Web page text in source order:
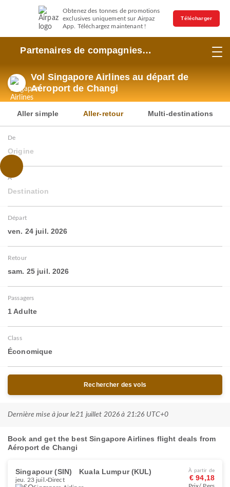
Obtenez des tonnes de promotions
exclusives uniquement sur Airpaz
App. Téléchargez maintenant !
Télécharger
Partenaires de compagnies
Vol Singapore Airlines au départ de
Aéroport de Changi
Aller simple Aller-retour Multi-destinations
De
Origine
À
Destination
Départ
ven. 24 juil. 2026
Retour
sam. 25 juil. 2026
Passagers
1 Adulte
Class
Économique
Rechercher des vols
Dernière mise à jour le21 juillet 2026 à 21:26 UTC+0
Book and get the best Singapore Airlines flight deals from
Aéroport de Changi
Singapour (SIN) Kuala Lumpur (KUL)
jeu. 23 juil.
Direct
À partir de
€ 94,18